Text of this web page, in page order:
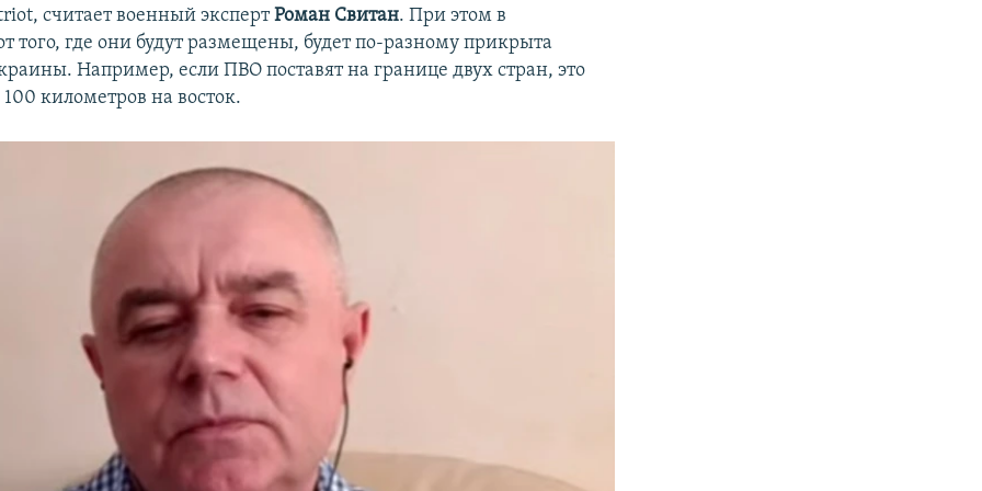
считает военный экспертРоман Свитан. При этом в
того, где они будут размещены, будет по-разному прикрыта
Например, если ПВО поставят на границе двух стран, это
100 километров на восток.